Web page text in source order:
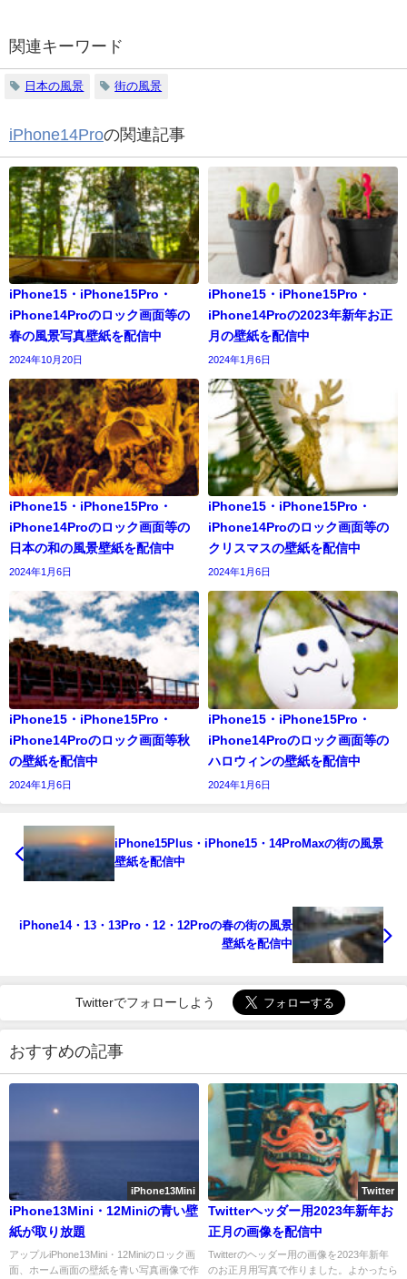
関連キーワード
日本の風景 街の風景
iPhone14Proの関連記事
iPhone15・iPhone15Pro・
iPhone14Proのロック画面等の
春の風景写真壁紙を配信中
2024年10月20日
iPhone15・iPhone15Pro・
iPhone14Proの2023年新年お正
月の壁紙を配信中
2024年1月6日
iPhone15・iPhone15Pro・
iPhone14Proのロック画面等の
日本の和の風景壁紙を配信中
2024年1月6日
iPhone15・iPhone15Pro・
iPhone14Proのロック画面等の
クリスマスの壁紙を配信中
2024年1月6日
iPhone15・iPhone15Pro・
iPhone14Proのロック画面等秋
の壁紙を配信中
2024年1月6日
iPhone15・iPhone15Pro・
iPhone14Proのロック画面等の
ハロウィンの壁紙を配信中
2024年1月6日
iPhone15Plus・iPhone15・14ProMaxの街の風景
壁紙を配信中
iPhone14・13・13Pro・12・12Proの春の街の風景
壁紙を配信中
Twitterでフォローしよう
おすすめの記事
iPhone13Mini
iPhone13Mini・12Miniの青い壁
紙が取り放題
アップルiPhone13Mini・12Miniのロック画
面、ホーム画面の壁紙を青い写真画像で作
Twitter
Twitterヘッダー用2023年新年お
正月の画像を配信中
Twitterのヘッダー用の画像を2023年新年
のお正月用写真で作りました。よかったら